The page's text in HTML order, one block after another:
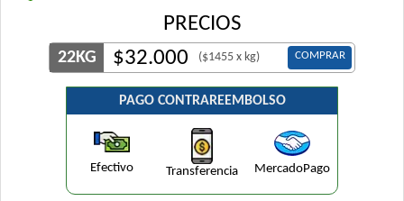
PRECIOS
22KG $32.000 ($1455 x kg) COMPRAR
PAGO CONTRAREEMBOLSO
Efectivo Transferencia MercadoPago